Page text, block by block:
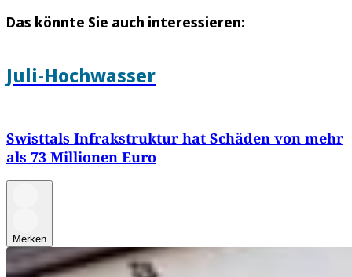
Das könnte Sie auch interessieren:
Juli-Hochwasser
Swisttals Infrakstruktur hat Schäden von mehr
als 73 Millionen Euro
Merken